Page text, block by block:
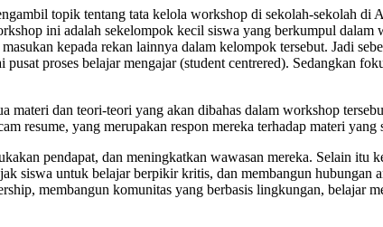
topik tentang tata kelola workshop di sekolah-sekolah di
ini adalah sekelompok kecil siswa yang berkumpul dalam
kepada rekan lainnya dalam kelompok tersebut. Jadi
proses belajar mengajar (student centrered). Sedangkan
dan teori-teori yang akan dibahas dalam workshop
resume, yang merupakan respon mereka terhadap materi yang
pendapat, dan meningkatkan wawasan mereka. Selain itu
siswa untuk belajar berpikir kritis, dan membangun hubungan
membangun komunitas yang berbasis lingkungan, belajar